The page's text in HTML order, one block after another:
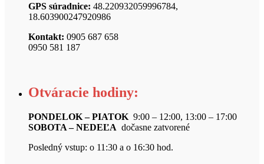
GPS súradnice: 48.220932059996784,
18.603900247920986
Kontakt: 0905 687 658
0950 581 187
Otváracie hodiny:
PONDELOK – PIATOK 9:00 – 12:00, 13:00 – 17:00
SOBOTA – NEDEĽA dočasne zatvorené
Posledný vstup: o 11:30 a o 16:30 hod.